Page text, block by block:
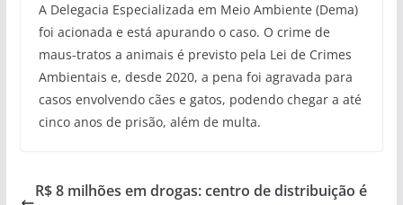
A Delegacia Especializada em Meio Ambiente (Dema)
foi acionada e está apurando o caso. O crime de
maus-tratos a animais é previsto pela Lei de Crimes
Ambientais e, desde 2020, a pena foi agravada para
casos envolvendo cães e gatos, podendo chegar a até
cinco anos de prisão, além de multa.
R$ 8 milhões em drogas: centro de distribuição é